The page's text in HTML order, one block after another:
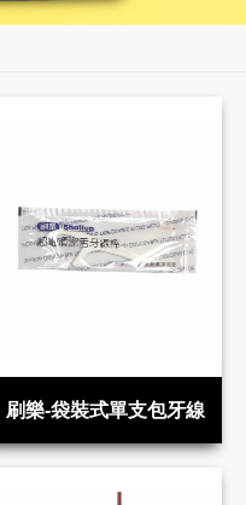
刷樂-袋裝式單支包牙線